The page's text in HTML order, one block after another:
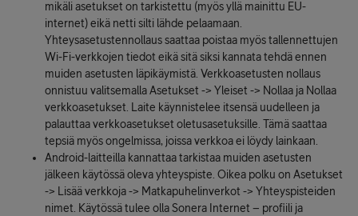
mikäli asetukset on tarkistettu (myös yllä mainittu EU-
internet) eikä netti silti lähde pelaamaan.
Yhteysasetustennollaus saattaa poistaa myös tallennettujen
Wi-Fi-verkkojen tiedot eikä sitä siksi kannata tehdä ennen
muiden asetusten läpikäymistä. Verkkoasetusten nollaus
onnistuu valitsemalla Asetukset -> Yleiset -> Nollaa ja Nollaa
verkkoasetukset. Laite käynnistelee itsensä uudelleen ja
palauttaa verkkoasetukset oletusasetuksille. Tämä saattaa
tepsiä myös ongelmissa, joissa verkkoa ei löydy lainkaan.
Android-laitteilla kannattaa tarkistaa muiden asetusten
jälkeen käytössä oleva yhteyspiste. Oikea polku on Asetukset
-> Lisää verkkoja -> Matkapuhelinverkot -> Yhteyspisteiden
nimet. Käytössä tulee olla Sonera Internet – profiili ja